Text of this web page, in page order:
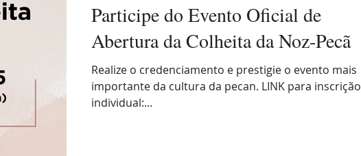
Participe do Evento Oficial de
Abertura da Colheita da Noz-Pecã
Realize o credenciamento e prestigie o evento mais
importante da cultura da pecan. LINK para inscrição
individual:...